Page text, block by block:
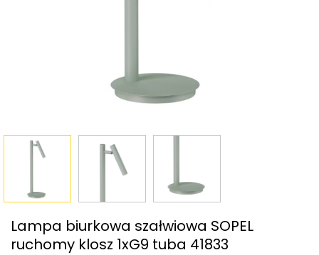
Lampa biurkowa szałwiowa SOPEL
ruchomy klosz 1xG9 tuba 41833